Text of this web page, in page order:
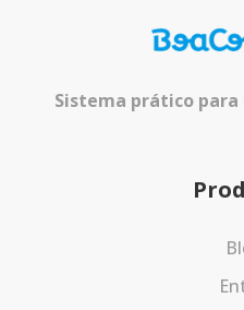
Sistema prático